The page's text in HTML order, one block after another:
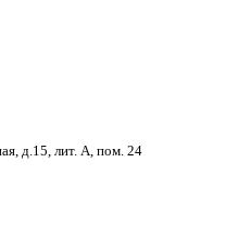
д.15, лит. А, пом. 24